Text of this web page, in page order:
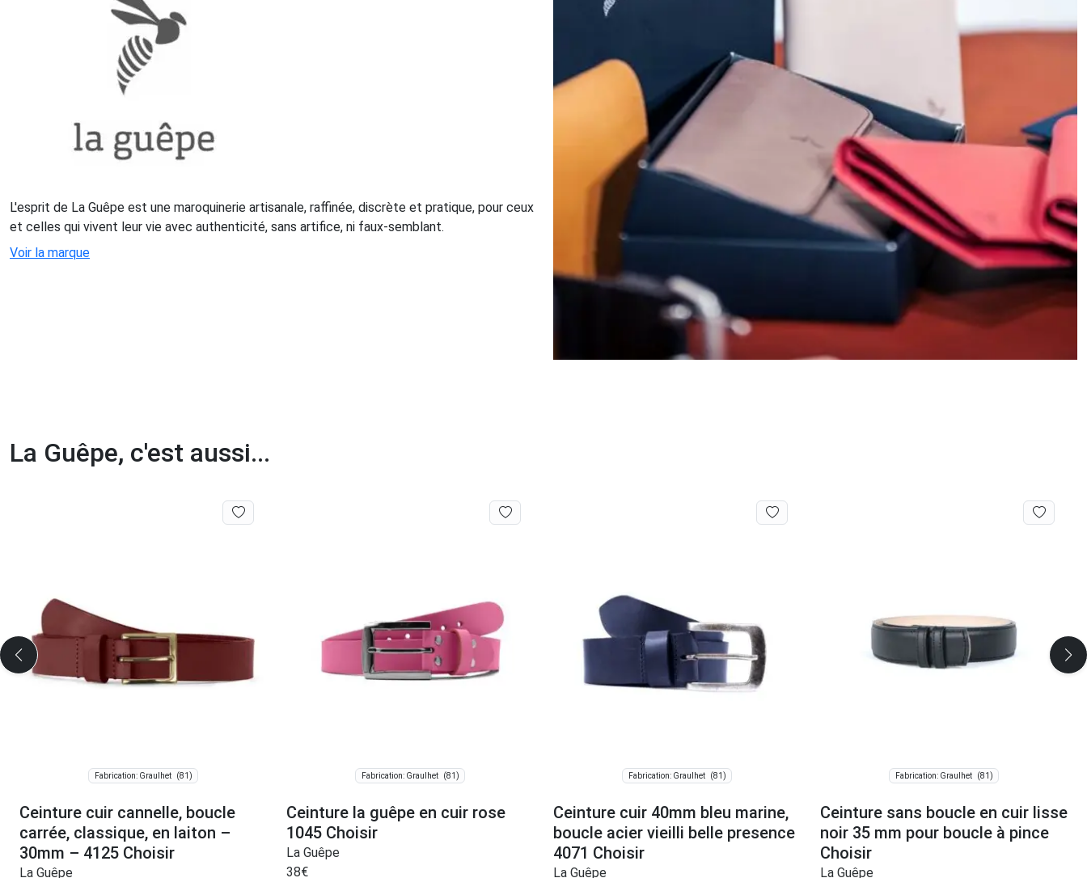
L'esprit de La Guêpe est une maroquinerie artisanale, raffinée, discrète et pratique, pour ceux
et celles qui vivent leur vie avec authenticité, sans artifice, ni faux-semblant.
Voir la marque
La Guêpe, c'est aussi...
Fabrication: Graulhet (81)
Ceinture cuir cannelle, boucle
carrée, classique, en laiton –
30mm – 4125 Choisir
La Guêpe
Fabrication: Graulhet (81)
Ceinture la guêpe en cuir rose
1045 Choisir
La Guêpe
38€
Fabrication: Graulhet (81)
Ceinture cuir 40mm bleu marine,
boucle acier vieilli belle presence
4071 Choisir
La Guêpe
Fabrication: Graulhet (81)
Ceinture sans boucle en cuir lisse
noir 35 mm pour boucle à pince
Choisir
La Guêpe